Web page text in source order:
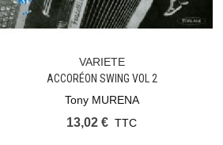
Ajouter Au Panier
VARIETE
ACCORÉON SWING VOL 2
Tony MURENA
13,02 € TTC